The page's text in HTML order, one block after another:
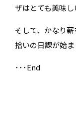
ザはとても美味し
そして、かなり
拾いの日課が始
･･･End